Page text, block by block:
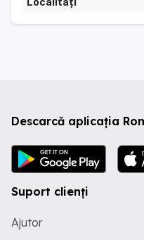
Descarcă aplicația
Suport clienți
Ajutor